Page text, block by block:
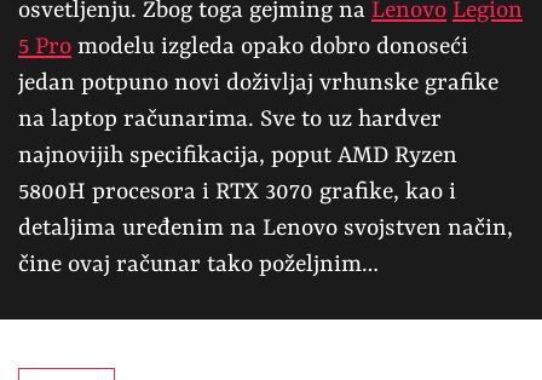
osvetljenju. Zbog toga gejming na Lenovo Legion
5 Pro modelu izgleda opako dobro donoseći
jedan potpuno novi doživljaj vrhunske grafike
na laptop računarima. Sve to uz hardver
najnovijih specifikacija, poput AMD Ryzen
5800H procesora i RTX 3070 grafike, kao i
detaljima uređenim na Lenovo svojstven način,
čine ovaj računar tako poželjnim…